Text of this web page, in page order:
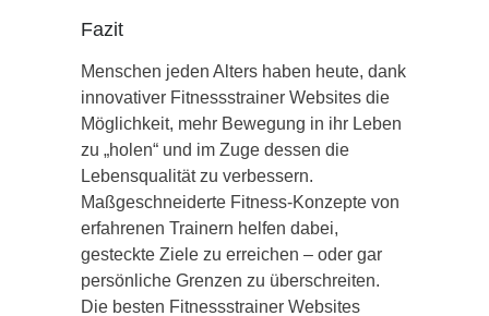
Fazit
Menschen jeden Alters haben heute, dank
innovativer Fitnessstrainer Websites die
Möglichkeit, mehr Bewegung in ihr Leben
zu „holen“ und im Zuge dessen die
Lebensqualität zu verbessern.
Maßgeschneiderte Fitness-Konzepte von
erfahrenen Trainern helfen dabei,
gesteckte Ziele zu erreichen – oder gar
persönliche Grenzen zu überschreiten.
Die besten Fitnessstrainer Websites